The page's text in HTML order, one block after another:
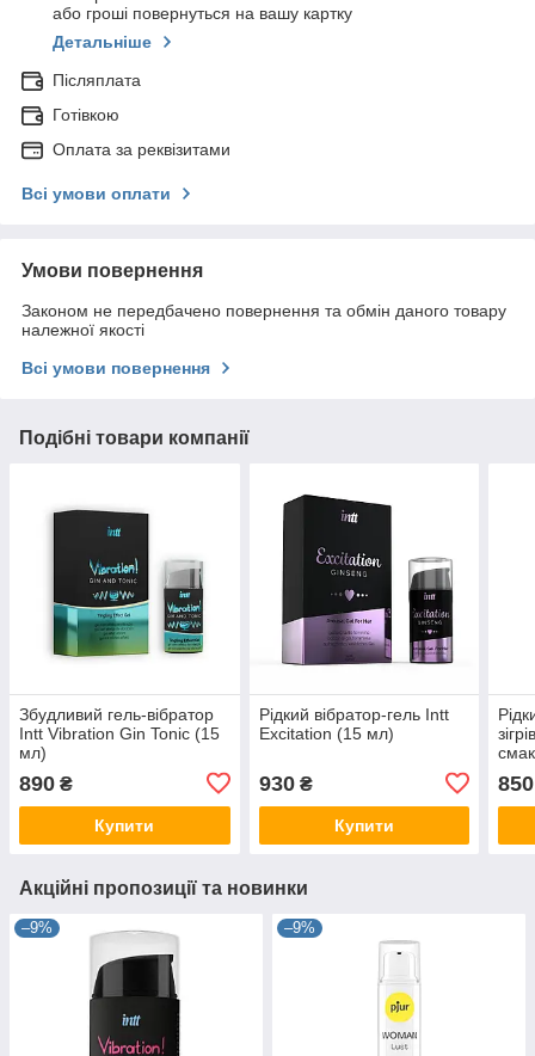
або гроші повернуться на вашу картку
Детальніше
Післяплата
Готівкою
Оплата за реквізитами
Всі умови оплати
Умови повернення
Законом не передбачено повернення та обмін даного товару
належної якості
Всі умови повернення
Подібні товари компанії
Збудливий гель-вібратор
Intt Vibration Gin Tonic (15
мл)
890 ₴
Купити
Рідкий вібратор-гель Intt
Excitation (15 мл)
930₴
Купити
850
Акційні пропозиції та новинки
–9% –9%